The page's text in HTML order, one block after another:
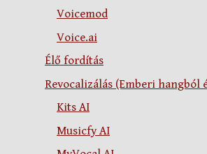
Voicemod
Voice.ai
Élő fordítás
Revocalizálás (Emberi hangból
Kits AI
Musicfy AI